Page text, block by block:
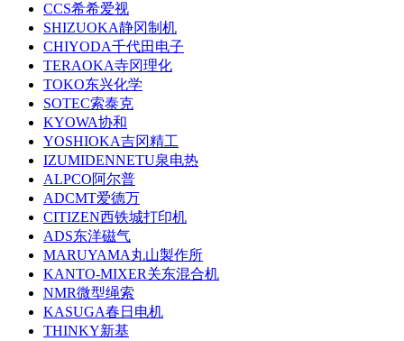
CCS希希爱视
SHIZUOKA静冈制机
CHIYODA千代田电子
TERAOKA寺冈理化
TOKO东兴化学
SOTEC索泰克
KYOWA协和
YOSHIOKA吉冈精工
IZUMIDENNETU泉电热
ALPCO阿尔普
ADCMT爱德万
CITIZEN西铁城打印机
ADS东洋磁气
MARUYAMA丸山製作所
KANTO-MIXER关东混合机
NMR微型绳索
KASUGA春日电机
THINKY新基